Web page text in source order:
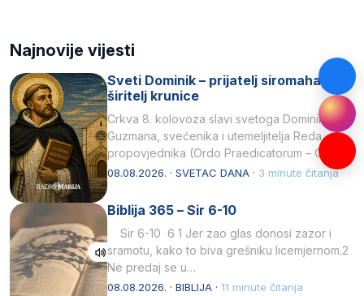
Najnovije vijesti
Sveti Dominik – prijatelj siromaha i
širitelj krunice
Crkva 8. kolovoza slavi svetoga Dominika
Guzmana, svećenika i utemeljitelja Reda
propovjednika (Ordo Praedicatorum – OP).
Svojim životom, dubokom ljubavlju prema
08.08.2026. · SVETAC DANA · 3 minute čitanja
Biblija 365 – Sir 6-10
Sir 6-10 6 1 Jer zao glas donosi zazor i
sramotu, kako to biva grešniku licemjernom.2
Ne predaj se u…
08.08.2026. · BIBLIJA · 11 minute čitanja